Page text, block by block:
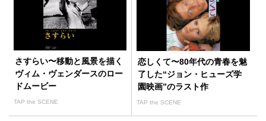
さすらい〜移動と風景を描く
ヴィム・ヴェンダースのロー
ドムービー
TAP the SCENE
恋しくて〜80年代の青春を魅
了した“ジョン・ヒューズ学
園映画”のラスト作
TAP the SCENE